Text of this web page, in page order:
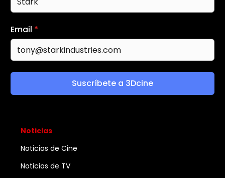
Email *
Suscríbete a 3Dcine
Noticias
Noticias de Cine
Noticias de TV